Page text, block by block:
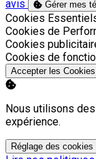
avis
Gérer mes
Activer
Cookies
Activer
Cookies de
Activer
Cookies
Activer
Cookies de
Accepter les
Nous utilisons
expérience.
Réglage des cookies